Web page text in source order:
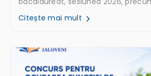
Citește mai mult